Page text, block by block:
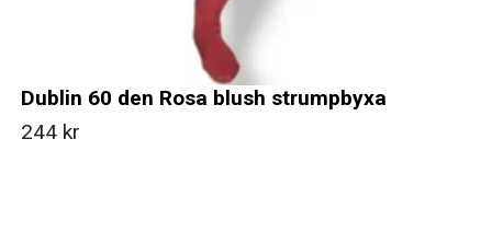
Dublin 60 den Rosa blush strumpbyxa
244 kr